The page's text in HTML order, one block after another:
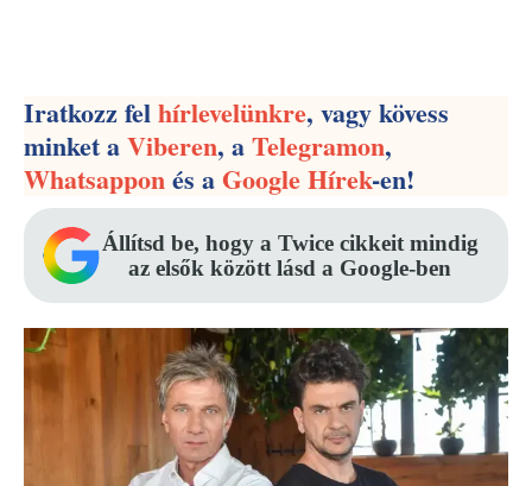
Iratkozz felhírlevelünkre, vagy kövess
minket aViberen, aTelegramon,
Whatsapponés aGoogle Hírek-en!
Állítsd be, hogy a Twice cikkeit mindig
az elsők között lásd a Google-ben